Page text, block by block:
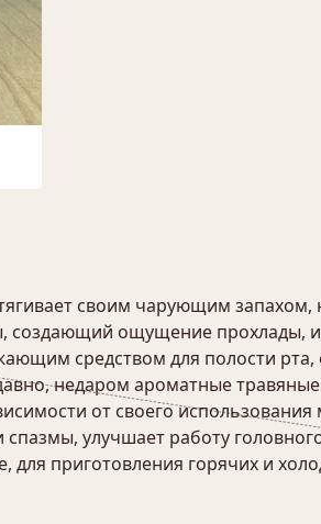
своим чарующим
ощущение прохлады,
средством для полости
недаром ароматные
от своего
улучшает работу
приготовления горячих и